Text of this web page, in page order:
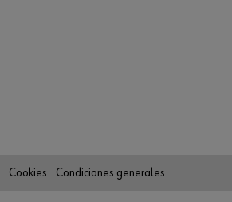
Cookies Condiciones generales